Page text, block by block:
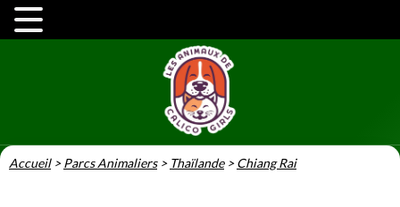
Accueil>Parcs Animaliers> Thaïlande>Chiang Rai